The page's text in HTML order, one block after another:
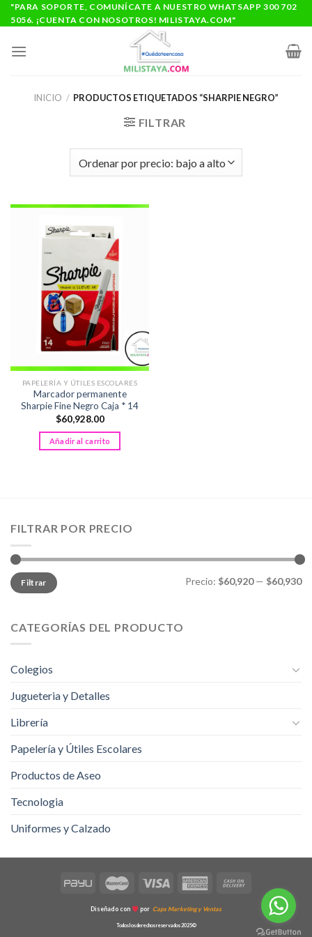
Saltar
al
"PARA SOPORTE, COMUNÍCATE A NUESTRO WHATSAPP 300 702
5056. ¡CUENTA CON NOSOTROS! MILISTAYA.COM"
INICIO / PRODUCTOS ETIQUETADOS “SHARPIE NEGRO”
FILTRAR
PAPELERÍA Y ÚTILES ESCOLARES
Marcador permanente
Sharpie Fine Negro Caja * 14
$60,928.00
Añadir al carrito
FILTRAR POR PRECIO
Precio
mínimo
Precio
máximo
Filtrar Precio: $60,920— $60,930
CATEGORÍAS DEL PRODUCTO
Colegios
Jugueteria y Detalles
Librería
Papelería y Útiles Escolares
Productos de Aseo
Tecnologia
Uniformes y Calzado
Diseñado con por Caps Marketing y Ventas
Todos los derechos reservados 2025©